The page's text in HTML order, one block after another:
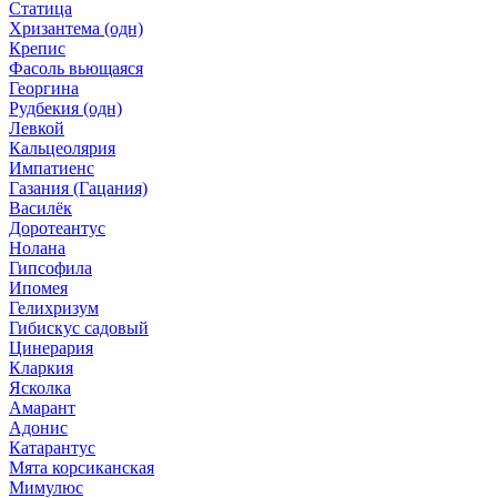
Статица
Хризантема (одн)
Крепис
Фасоль вьющаяся
Георгина
Рудбекия (одн)
Левкой
Кальцеолярия
Импатиенс
Газания (Гацания)
Василёк
Доротеантус
Нолана
Гипсофила
Ипомея
Гелихризум
Гибискус садовый
Цинерария
Кларкия
Ясколка
Амарант
Адонис
Катарантус
Мята корсиканская
Мимулюс